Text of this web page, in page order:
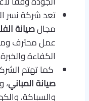
تعد شركة نسر
مجالصيانة
عمل محترف
الكفاءة
كما تهتم
صيانة المباني،
والسباكة،